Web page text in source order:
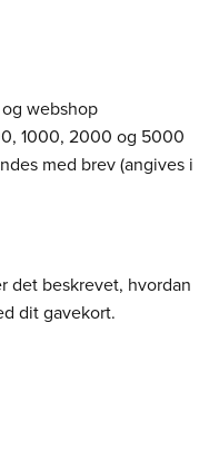
webshop
1000, 2000 og 5000
med brev (angives i
det beskrevet, hvordan
dit gavekort.